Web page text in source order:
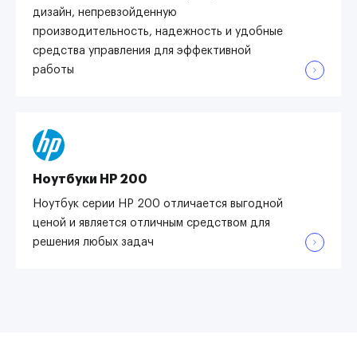
дизайн, непревзойденную
производительность, надежность и удобные
средства управления для эффективной
работы
Ноутбуки HP 200
Ноутбук серии HP 200 отличается выгодной
ценой и является отличным средством для
решения любых задач